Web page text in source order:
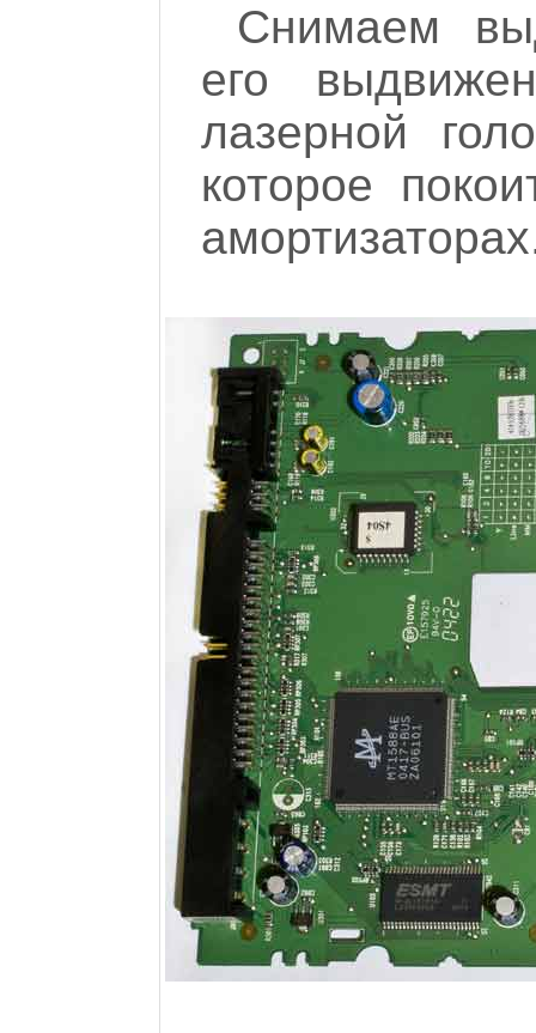
Снимаем
его
лазерной
которое